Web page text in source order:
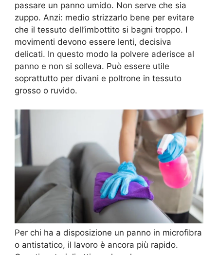
passare un panno umido. Non serve che sia
zuppo. Anzi: medio strizzarlo bene per evitare
che il tessuto dell’imbottito si bagni troppo. I
movimenti devono essere lenti, decisiva
delicati. In questo modo la polvere aderisce al
panno e non si solleva. Può essere utile
soprattutto per divani e poltrone in tessuto
grosso o ruvido.
Per chi ha a disposizione un panno in microfibra
o antistatico, il lavoro è ancora più rapido.